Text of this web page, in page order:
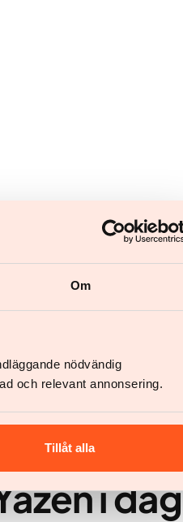
Om
nödvändig
och relevant annonsering.
Tillåt alla
i dag